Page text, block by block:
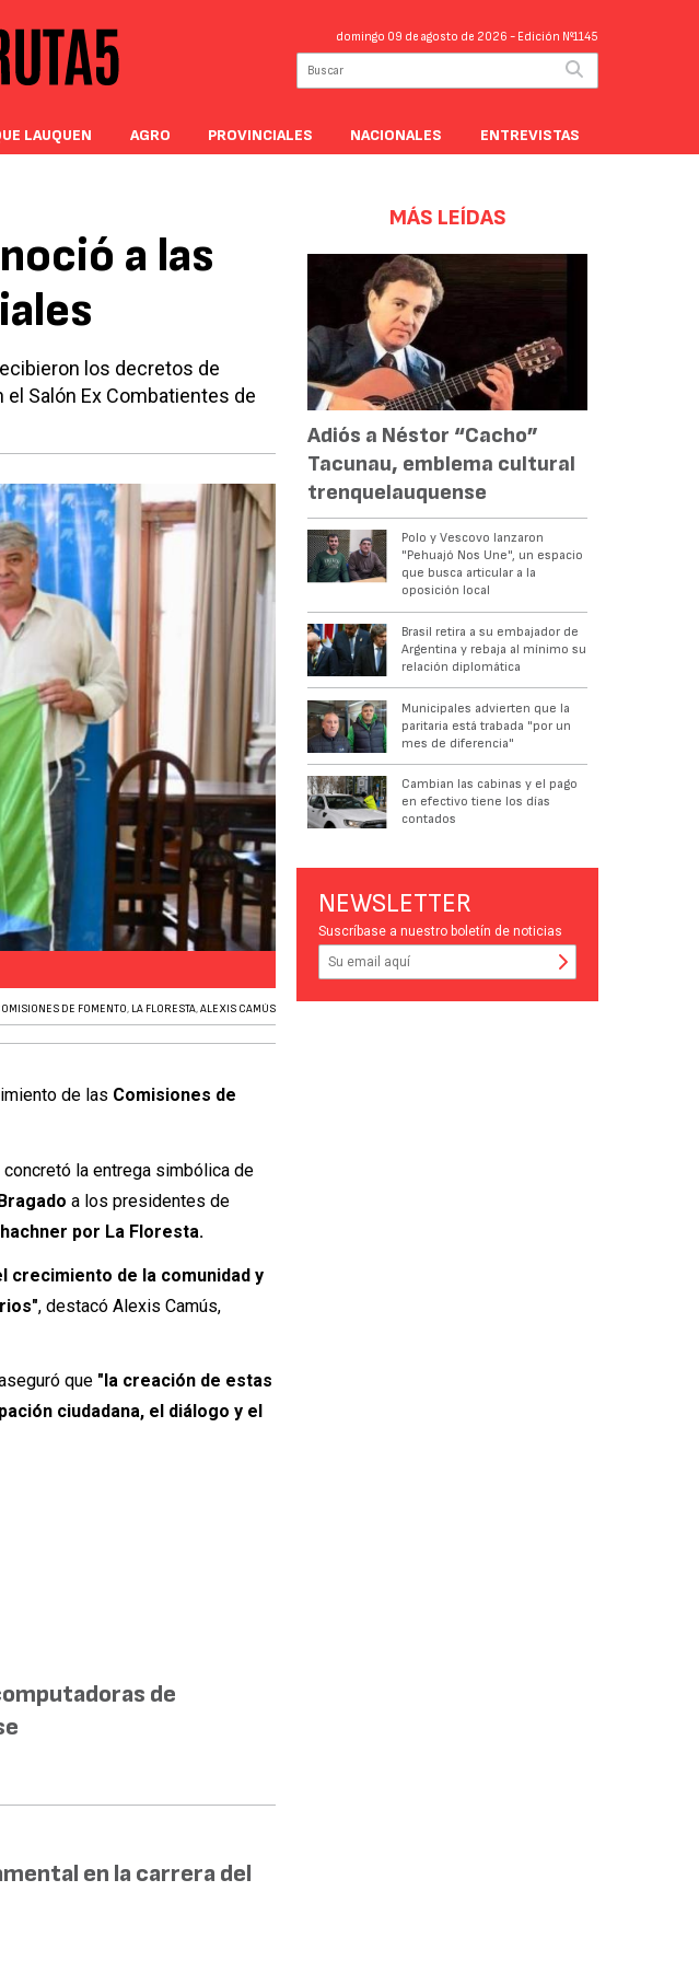
domingo 09 de agosto de 2026 - Edición Nº1145
LAUQUEN AGRO PROVINCIALES NACIONALES ENTREVISTAS
a las
los decretos de
Salón Ex Combatientes de
APOYO. Un pasaje del acto en el Palacio Municipal de Bragado.
DE FOMENTO, LA FLORESTA,ALEXIS CAMÚS
de las Comisiones de
la entrega simbólica de
a los presidentes de
por La Floresta.
crecimiento de la comunidad y
, destacó Alexis Camús,
que "la creación de estas
ciudadana, el diálogo y el
de
en la carrera del
MÁS LEÍDAS
Adiós a Néstor “Cacho”
Tacunau, emblema cultural
trenquelauquense
Polo y Vescovo lanzaron
"Pehuajó Nos Une", un espacio
que busca articular a la
oposición local
Brasil retira a su embajador de
Argentina y rebaja al mínimo su
relación diplomática
Municipales advierten que la
paritaria está trabada "por un
mes de diferencia"
Cambian las cabinas y el pago
en efectivo tiene los días
contados
NEWSLETTER
Suscríbase a nuestro boletín de noticias